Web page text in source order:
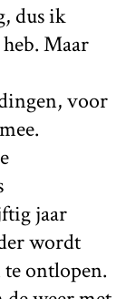
dus ik
Maar
voor
jaar
wordt
ontlopen.